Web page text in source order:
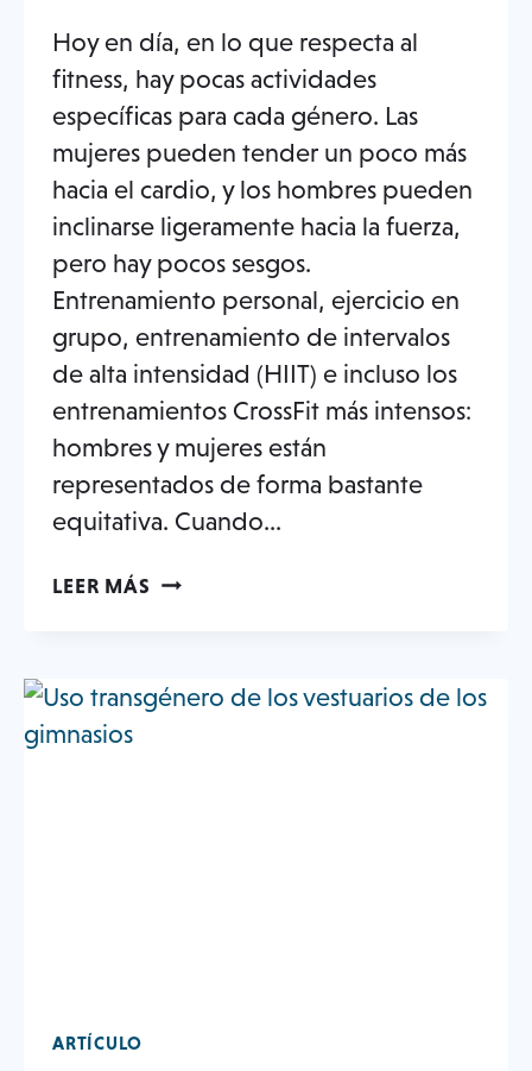
Hoy en día, en lo que respecta al
fitness, hay pocas actividades
específicas para cada género. Las
mujeres pueden tender un poco más
hacia el cardio, y los hombres pueden
inclinarse ligeramente hacia la fuerza,
pero hay pocos sesgos.
Entrenamiento personal, ejercicio en
grupo, entrenamiento de intervalos
de alta intensidad (HIIT) e incluso los
entrenamientos CrossFit más intensos:
hombres y mujeres están
representados de forma bastante
equitativa. Cuando...
LEER MÁS LO
QUIEREN
ARTÍCULO